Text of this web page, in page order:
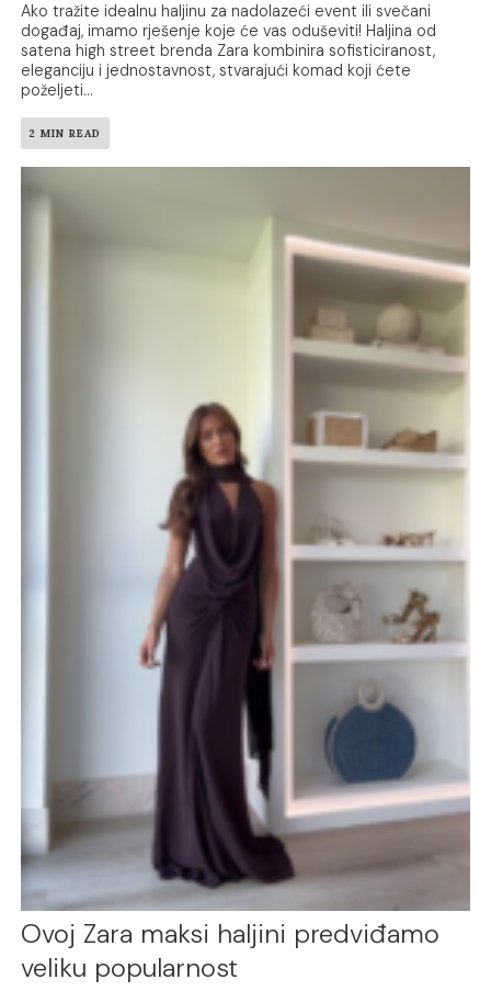
Ako tražite idealnu haljinu za nadolazeći event ili svečani
događaj, imamo rješenje koje će vas oduševiti! Haljina od
satena high street brenda Zara kombinira sofisticiranost,
eleganciju i jednostavnost, stvarajući komad koji ćete
poželjeti...
2 MIN READ
Ovoj Zara maksi haljini predviđamo
veliku popularnost